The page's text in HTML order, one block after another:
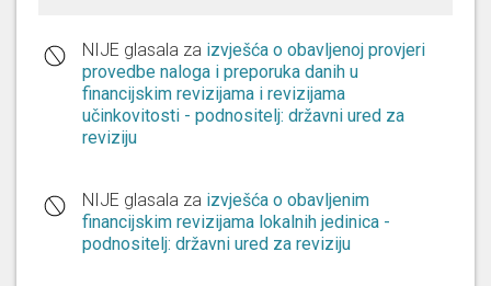
NIJE glasala za izvješća o obavljenoj provjeri
provedbe naloga i preporuka danih u
financijskim revizijama i revizijama
učinkovitosti - podnositelj: državni ured za
reviziju
NIJE glasala za izvješća o obavljenim
financijskim revizijama lokalnih jedinica -
podnositelj: državni ured za reviziju